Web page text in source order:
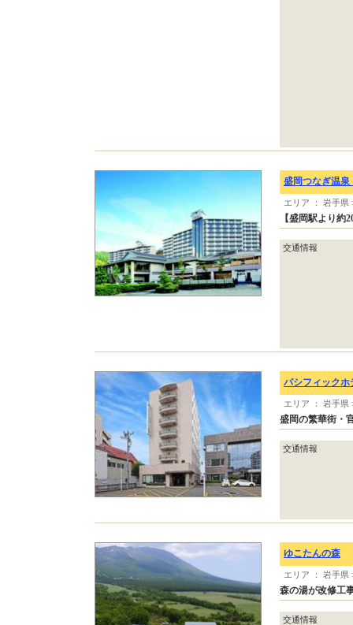
盛岡つなぎ温
エリア ： 岩手県
【盛岡駅より約
交通情報
パシフィックホ
エリア ： 岩手県
盛岡の繁華街・
交通情報
ゆこたんの森
エリア ： 岩手県
森の湯が改修工
交通情報